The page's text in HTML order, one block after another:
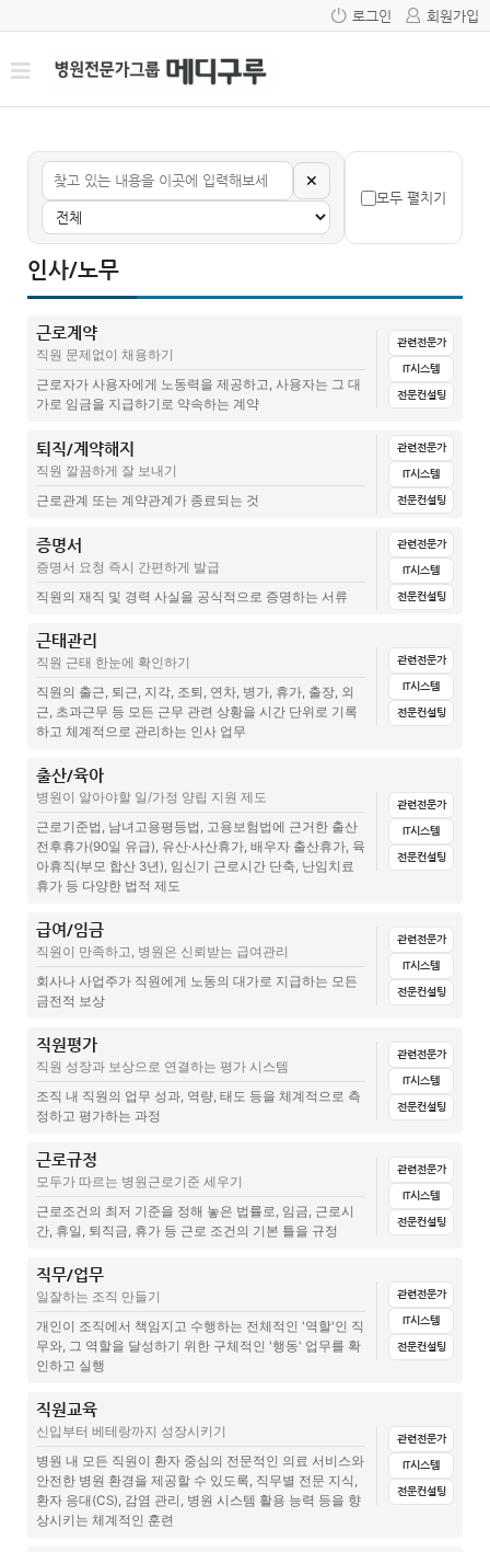
로그인 회원가입
✕
모두 펼치기
인사/노무
근로계약
직원 문제없이 채용하기
근로자가 사용자에게 노동력을 제공하고, 사용자는 그 대
가로 임금을 지급하기로 약속하는 계약
관련전문가
IT시스템
전문컨설팅
전체 문서양식 전산시스템
교육 관련글(칼럼)
비밀유지서약서
개인정보 보안서약서
포괄임금제적용동의서
입사서류 안내문
인턴계약서
봉직의근로계약서
성범죄 및 아동학대 경력조회
병원공통 – 인사 – 매뉴얼 – 채용시스템
공통 – 봉직의 입퇴사(진료) 체크리스트
1차사전면접기술
면접평가표
병원 근로계약서, 꼭 종이로 교부해야하나요?
병원 비밀유지서약서, 반드시 포함해야 할 조항과 지키는 방법
병원직원관리, 근로계약서와 연봉계약서, 둘다 작성해야하나요?
퇴직/계약해지
직원 깔끔하게 잘 보내기
근로관계 또는 계약관계가 종료되는 것
관련전문가
IT시스템
전문컨설팅
전체 관련글(칼럼)
사직서
비밀보호서약서
경위서
병원 직원 징계절차, 이렇게 진행됩니다
병원직원퇴사의 종류 : 사직서, 해고, 계약종료, 무단결근
증명서
증명서 요청 즉시 간편하게 발급
직원의 재직 및 경력 사실을 공식적으로 증명하는 서류
관련전문가
IT시스템
전문컨설팅
전체
재직증명서
경력증명서
퇴직증명서
근태관리
직원 근태 한눈에 확인하기
직원의 출근, 퇴근, 지각, 조퇴, 연차, 병가, 휴가, 출장, 외
근, 초과근무 등 모든 근무 관련 상황을 시간 단위로 기록
하고 체계적으로 관리하는 인사 업무
관련전문가
IT시스템
전문컨설팅
전체
관련글(칼럼)
근무표
휴일연차대체동의서
연차휴가일괄사용동의서
보상휴가노사합의서
근태집계표, 잡급대장(일용직)
출퇴근부
(구글form)(준비중)
(구글form)(준비중)
오타타임자동정산(준비중)
병원인사담당자가 알아야할 법정감염병/질병으로 인한 결근시 처리방
법(고용노동부 답변 기준)
병원인사관리, 마이너스 연차 및 무급휴가 운영가이드
병원직원휴게시간, 지키지 않았을 때 생기는 문제점
출산/육아
병원이 알아야할 일/가정 양립 지원 제도
근로기준법, 남녀고용평등법, 고용보험법에 근거한 출산
전후휴가(90일 유급), 유산·사산휴가, 배우자 출산휴가, 육
아휴직(부모 합산 3년), 임신기 근로시간 단축, 난임치료
휴가 등 다양한 법적 제도
관련전문가
IT시스템
전문컨설팅
전체 관련글(칼럼)
임신기 단축근무신청서(준비중)
복직신청서(준비중)
인사 노무 – 임산부 지원제도 – 2021년 개정(준비중)
육아휴직신청서(전산)(준비중)
임신기 정기검진 시간 부여(준비중)
병원직원관리 임산부(임신기) 근로시간 단축 제도
급여/임금
직원이 만족하고, 병원은 신뢰받는 급여관리
회사나 사업주가 직원에게 노동의 대가로 지급하는 모든
금전적 보상
관련전문가
IT시스템
전문컨설팅
전체 전산시스템
교육 관련글(칼럼)
근로자명부
임금대장(임금구성내역)(준비중) 급여명세서(준비중)
급여조율매뉴얼
급여명세서 자동발송(준비중)
급여조율 시기 알림 서비스(준비중)
병원장 원포인트 컨설팅 – 직원 급여조율 가이드
급여조율 가이드 요약
병원급여조율, 병원에서 연봉협상이 아닌 '급여조율'이라는 표현을 사
용하는 이유
병원 급여 조율 결렬과 실업급여
직원평가
직원 성장과 보상으로 연결하는 평가 시스템
조직 내 직원의 업무 성과, 역량, 태도 등을 체계적으로 측
정하고 평가하는 과정
관련전문가
IT시스템
전문컨설팅
전체 전산시스템
교육 관련글(칼럼)
인턴평가
직원평가
관리자평가
인턴평가 프로세스(준비중)
좋은직원인지 파악하는 방법 – 인턴평가
병원 직원 관리, 평가보다 중요한 피드백 어떻게 해야할까요?
병원에서 정기적으로 진행되는 직원평가, 나에게 어떤 도움이 될까?
급여조율 전 실시한 직원평가, 평가자와 피평가자와의 점수 차이 15
근로규정
모두가 따르는 병원근로기준 세우기
근로조건의 최저 기준을 정해 놓은 법률로, 임금, 근로시
간, 휴일, 퇴직금, 휴가 등 근로 조건의 기본 틀을 규정
관련전문가
IT시스템
전문컨설팅
전체
근로규정
취업규칙
근로자대표선임계
퇴직연금제도(준비중)
병원 인사담당자가 알아야 할 경조사휴가 결정 및 수정시 고려해야할 5
직무/업무
일잘하는 조직 만들기
개인이 조직에서 책임지고 수행하는 전체적인 '역할'인 직
무와, 그 역할을 달성하기 위한 구체적인 '행동' 업무를 확
인하고 실행
관련전문가
IT시스템
전문컨설팅
전체
교육 관련글(칼럼)
직무표
직원교육
신입부터 베테랑까지 성장시키기
병원 내 모든 직원이 환자 중심의 전문적인 의료 서비스와
안전한 병원 환경을 제공할 수 있도록, 직무별 전문 지식,
환자 응대(CS), 감염 관리, 병원 시스템 활용 능력 등을 향
상시키는 체계적인 훈련
관련전문가
IT시스템
전문컨설팅